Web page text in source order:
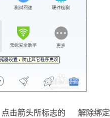
点击箭头所标志的 解除绑定